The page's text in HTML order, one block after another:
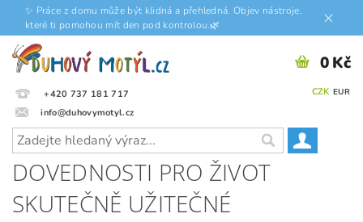
✨ Práce z domu může být klidná a přehledná. Objev nástroje,
které ti pomohou mít den pod kontrolou.🌿
+420 737 181 717
info@duhovymotyl.cz
CZK EUR
0 Kč
DOVEDNOSTI PRO ŽIVOT
SKUTEČNĚ UŽITEČNÉ